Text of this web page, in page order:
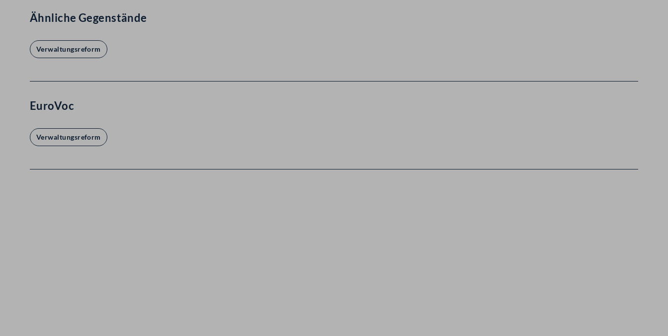
Ähnliche Gegenstände
Verwaltungsreform
EuroVoc
Verwaltungsreform